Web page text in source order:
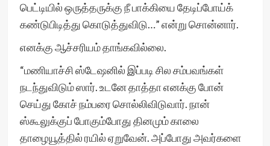
பெட்டியில் ஒருத்தருக்கு நீ பாக்கியை தேடிப்போய்க்
கண்டுபிடித்து கொடுத்துவிடு…” என்று சொன்னார்.
எனக்கு ஆச்சரியம் தாங்கவில்லை.
“மணியாச்சி ஸ்டேஷனில் இப்படி சில சம்பவங்கள்
நடந்துவிடும் ஸார். உடனே தாத்தா எனக்கு போன்
செய்து கோச் நம்பரை சொல்லிவிடுவார். நான்
ஸ்கூலுக்குப் போகும்போது தினமும் காலை
தாழையூத்தில் ரயில் ஏறுவேன். அப்போது அவர்களை